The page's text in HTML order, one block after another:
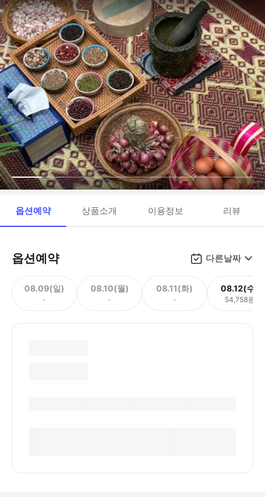
옵션예약 상품소개 이용정보 리뷰
옵션예약 다른날짜
08.09(일)
-
08.10(월)
-
08.11(화)
-
08.12(수)
54,758원